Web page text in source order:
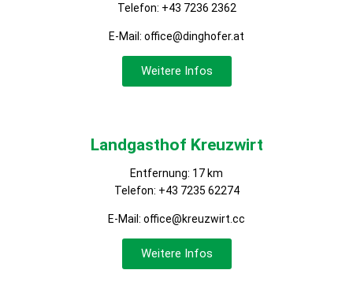
Telefon: +43 7236 2362
E-Mail: office@dinghofer.at
Weitere Infos
Landgasthof Kreuzwirt
Entfernung: 17 km
Telefon: +43 7235 62274
E-Mail: office@kreuzwirt.cc
Weitere Infos